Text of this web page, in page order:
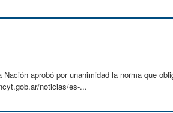
aprobó por unanimidad la norma que
noticias/es-...